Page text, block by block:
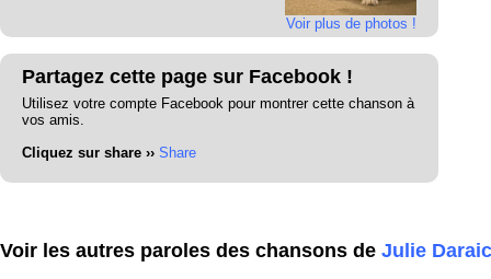
Voir plus de photos !
Partagez cette page sur Facebook !
Utilisez votre compte Facebook pour montrer cette chanson à
vos amis.
Cliquez sur share ›› Share
Voir les autres paroles des chansons de Julie